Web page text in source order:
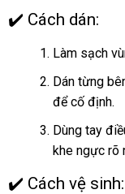
động
✔️ Cách dán:
Làm sạch
Dán từng
để cố định.
Dùng tay
khe ngực rõ
✔️ Cách vệ sinh: